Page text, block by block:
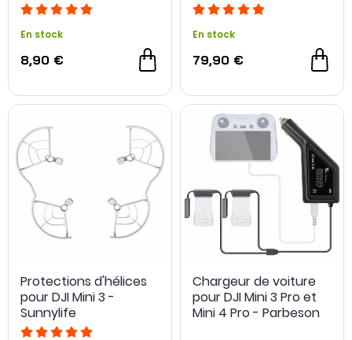
En stock
8,90 €
En stock
79,90 €
Protections d'hélices
pour DJI Mini 3 -
Sunnylife
Chargeur de voiture
pour DJI Mini 3 Pro et
Mini 4 Pro - Parbeson